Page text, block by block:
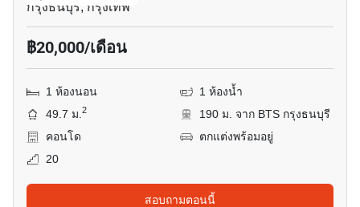
กรุงธนบุรี, กรุงเทพ
฿20,000/เดือน
1 ห้องนอน
1 ห้องน้ำ
49.7 ม.2
190 ม. จาก BTS กรุงธนบุรี
คอนโด
ตกแต่งพร้อมอยู่
20
สอบถามตอนนี้